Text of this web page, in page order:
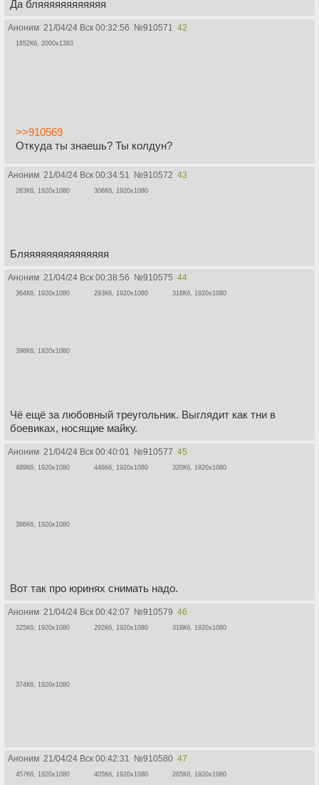
Да бляяяяяяяяяяяя
Аноним 21/04/24 Вск 00:32:56 №910571 42
1852Кб, 2000x1363
>>910569
Откуда ты знаешь? Ты колдун?
Аноним 21/04/24 Вск 00:34:51 №910572 43
263Кб, 1920x1080 306Кб, 1920x1080
Бляяяяяяяяяяяяяяя
Аноним 21/04/24 Вск 00:38:56 №910575 44
364Кб, 1920x1080 293Кб, 1920x1080 316Кб, 1920x1080
398Кб, 1920x1080
Чё ещё за любовный треугольник. Выглядит как тни в
боевиках, носящие майку.
Аноним 21/04/24 Вск 00:40:01 №910577 45
489Кб, 1920x1080 446Кб, 1920x1080 320Кб, 1920x1080
386Кб, 1920x1080
Вот так про юринях снимать надо.
Аноним 21/04/24 Вск 00:42:07 №910579 46
325Кб, 1920x1080 292Кб, 1920x1080 318Кб, 1920x1080
374Кб, 1920x1080
Аноним 21/04/24 Вск 00:42:31 №910580 47
457Кб, 1920x1080 405Кб, 1920x1080 265Кб, 1920x1080